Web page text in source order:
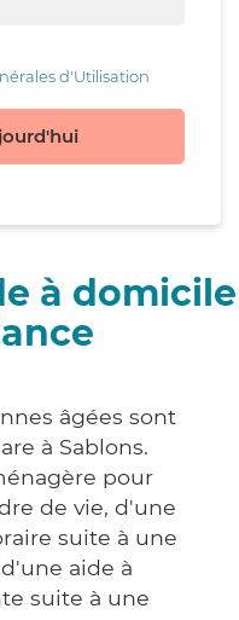
d'Utilisation
à domicile
âgées sont
à Sablons.
pour
de vie, d'une
suite à une
aide à
suite à une